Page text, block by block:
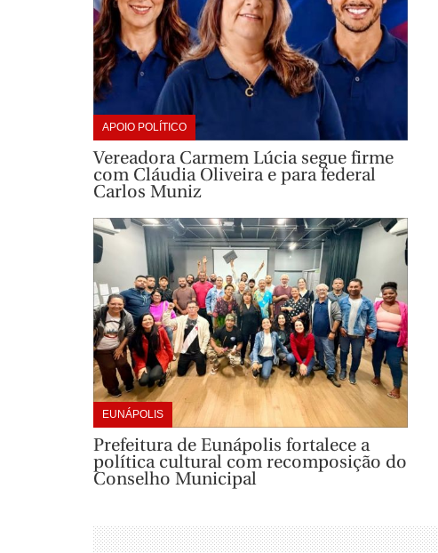
APOIO POLÍTICO
Vereadora Carmem Lúcia segue firme
com Cláudia Oliveira e para federal
Carlos Muniz
EUNÁPOLIS
Prefeitura de Eunápolis fortalece a
política cultural com recomposição do
Conselho Municipal